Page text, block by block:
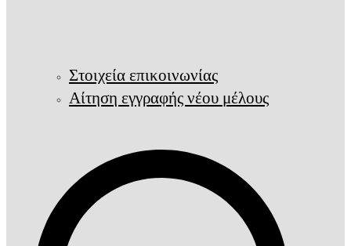
Στοιχεία επικοινωνίας
Αίτηση εγγραφής νέου μέλους